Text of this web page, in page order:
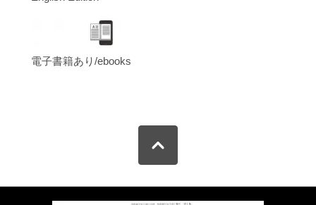
電子書籍あり/ebooks